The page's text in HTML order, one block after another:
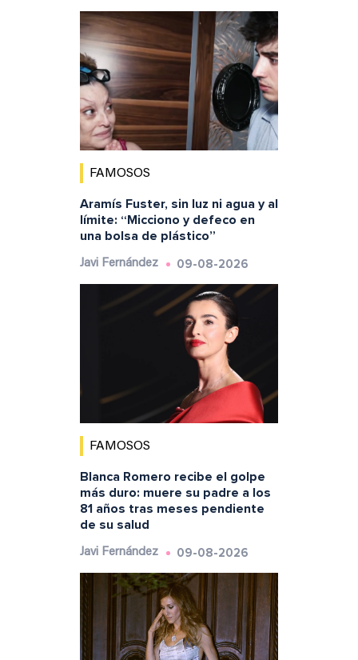
FAMOSOS
Aramís Fuster, sin luz ni agua y al
límite: “Micciono y defeco en
una bolsa de plástico”
Javi Fernández 09-08-2026
FAMOSOS
Blanca Romero recibe el golpe
más duro: muere su padre a los
81 años tras meses pendiente
de su salud
Javi Fernández 09-08-2026